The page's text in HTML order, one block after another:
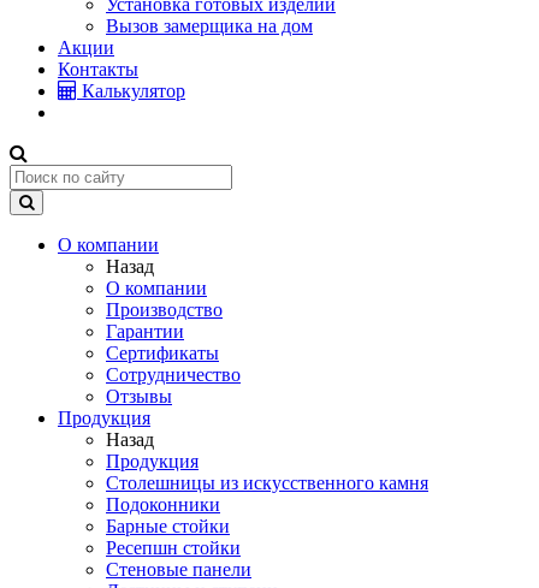
Установка готовых изделий
Вызов замерщика на дом
Акции
Контакты
Калькулятор
О компании
Назад
О компании
Производство
Гарантии
Сертификаты
Сотрудничество
Отзывы
Продукция
Назад
Продукция
Столешницы из искусственного камня
Подоконники
Барные стойки
Ресепшн стойки
Стеновые панели